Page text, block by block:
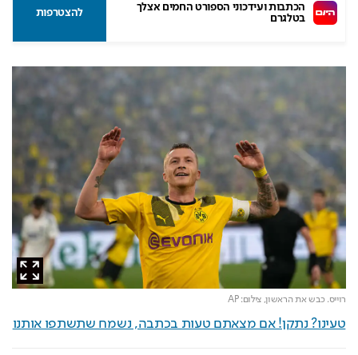
הכתבות ועידכוני הספורט החמים אצלך
בטלגרם
להצטרפות
רוייס. כבש את הראשון,צילום: AP
טעינו? נתקן! אם מצאתם טעות בכתבה, נשמח שתשתפו אותנו